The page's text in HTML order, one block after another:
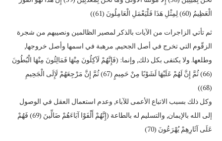
الْعَظِيمُ (60) لِمِثْلِ هَذَا فَلْيَعْمَلِ الْعَامِلُونَ (61))
ثم تأتي الزاجرات من الآيات بالذكر لمصير الظالمين ونصيبهم من شجرة
الزقّوم التي تخرج في أصل الجحيم, مرهبة في اسمها وأصل خروجها,
وطلعها. ولا يكتفى بكل ذلك, وإنما: (فَإِنَّهُمْ لَآكِلُونَ مِنْهَا فَمَالِئُونَ مِنْهَا الْبُطُونَ
(66) ثُمَّ إِنَّ لَهُمْ عَلَيْهَا لَشَوْبًا مِنْ حَمِيمٍ (67) ثُمَّ إِنَّ مَرْجِعَهُمْ لَإِلَى الْجَحِيمِ
(68))
وكل ذلك بسبب الاتباع الأعمى للآباء, وعدم استعمال العقل في الوصول
إلى الله بالإيمان, والتسليم له بالطاعة (إِنَّهُمْ أَلْفَوْا آبَاءَهُمْ ضَالِّينَ (69) فَهُمْ
عَلَى آثَارِهِمْ يُهْرَعُونَ (70)